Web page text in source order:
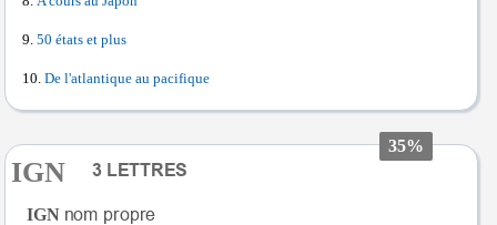
50 états et plus
De l'atlantique au pacifique
35%
IGN
IGN